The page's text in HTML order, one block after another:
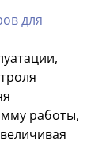
для
работы,